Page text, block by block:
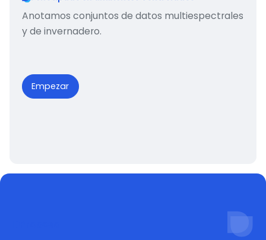
Anotamos conjuntos de datos multiespectrales
y de invernadero.
Empezar